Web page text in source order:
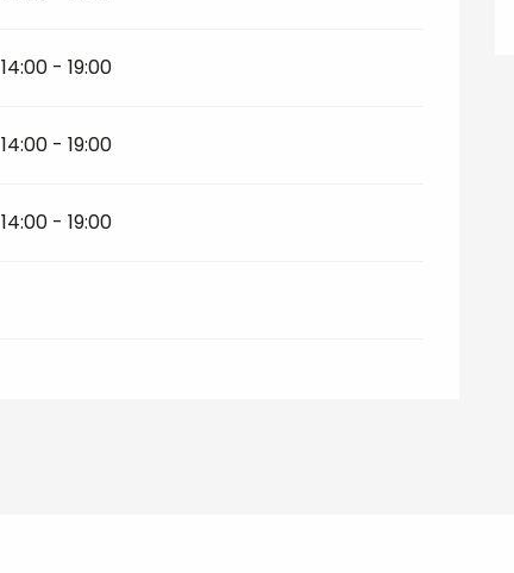
14:00 - 19:00
14:00 - 19:00
14:00 - 19:00